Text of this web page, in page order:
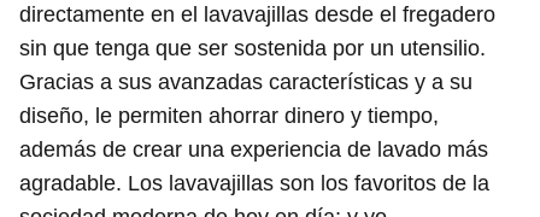
directamente en el lavavajillas desde el fregadero
sin que tenga que ser sostenida por un utensilio.
Gracias a sus avanzadas características y a su
diseño, le permiten ahorrar dinero y tiempo,
además de crear una experiencia de lavado más
agradable. Los lavavajillas son los favoritos de la